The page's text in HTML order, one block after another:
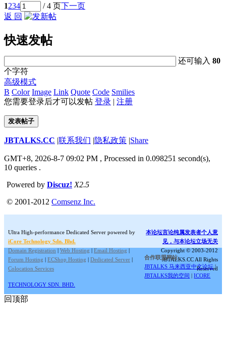
1234 / 4 页下一页
返 回
快速发帖
还可输入80
个字符
高级模式
B Color Image Link Quote Code Smilies
您需要登录后才可以发帖 登录 | 注册
发表帖子
JBTALKS.CC |联系我们 |隐私政策 |Share
GMT+8, 2026-8-7 09:02 PM , Processed in 0.098251 second(s),
10 queries .
Powered by Discuz! X2.5
© 2001-2012 Comsenz Inc.
Ultra High-performance Dedicated Server powered by
iCore Technology Sdn. Bhd.
Domain Registration | Web Hosting | Email Hosting |
Forum Hosting | ECShop Hosting | Dedicated Server |
Colocation Services
本论坛言论纯属发表者个人意
见，与本论坛立场无关
Copyright © 2003-2012
JBTALKS.CC All Rights
Reserved
合作联盟网站:
JBTALKS 马来西亚中文论坛 |
JBTALKS我的空间 |ICORE
TECHNOLOGY SDN. BHD.
回顶部